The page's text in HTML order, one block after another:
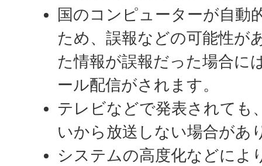
国のコンピューターが自動
ため、誤報などの可能性が
た情報が誤報だった場合に
ール配信がされます。
テレビなどで発表されても
いから放送しない場合があ
システムの高度化などによ